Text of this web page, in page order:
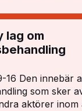
lag om
16 Den innebär
som sker
aktörer inom